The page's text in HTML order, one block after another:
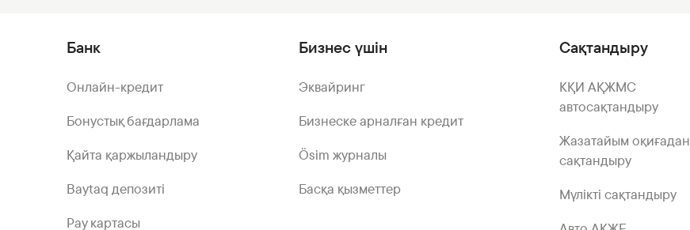
Банк
Онлайн-кредит
Бонустық бағдарлама
Қайта қаржыландыру
Baytaq депозиті
Pay картасы
Бизнес үшін
Эквайринг
Бизнеске арналған кредит
Ösim журналы
Басқа қызметтер
Сақтандыру
КҚИ АҚЖМС
автосақтандыру
Жазатайым оқиғадан
сақтандыру
Мүлікті сақтандыру